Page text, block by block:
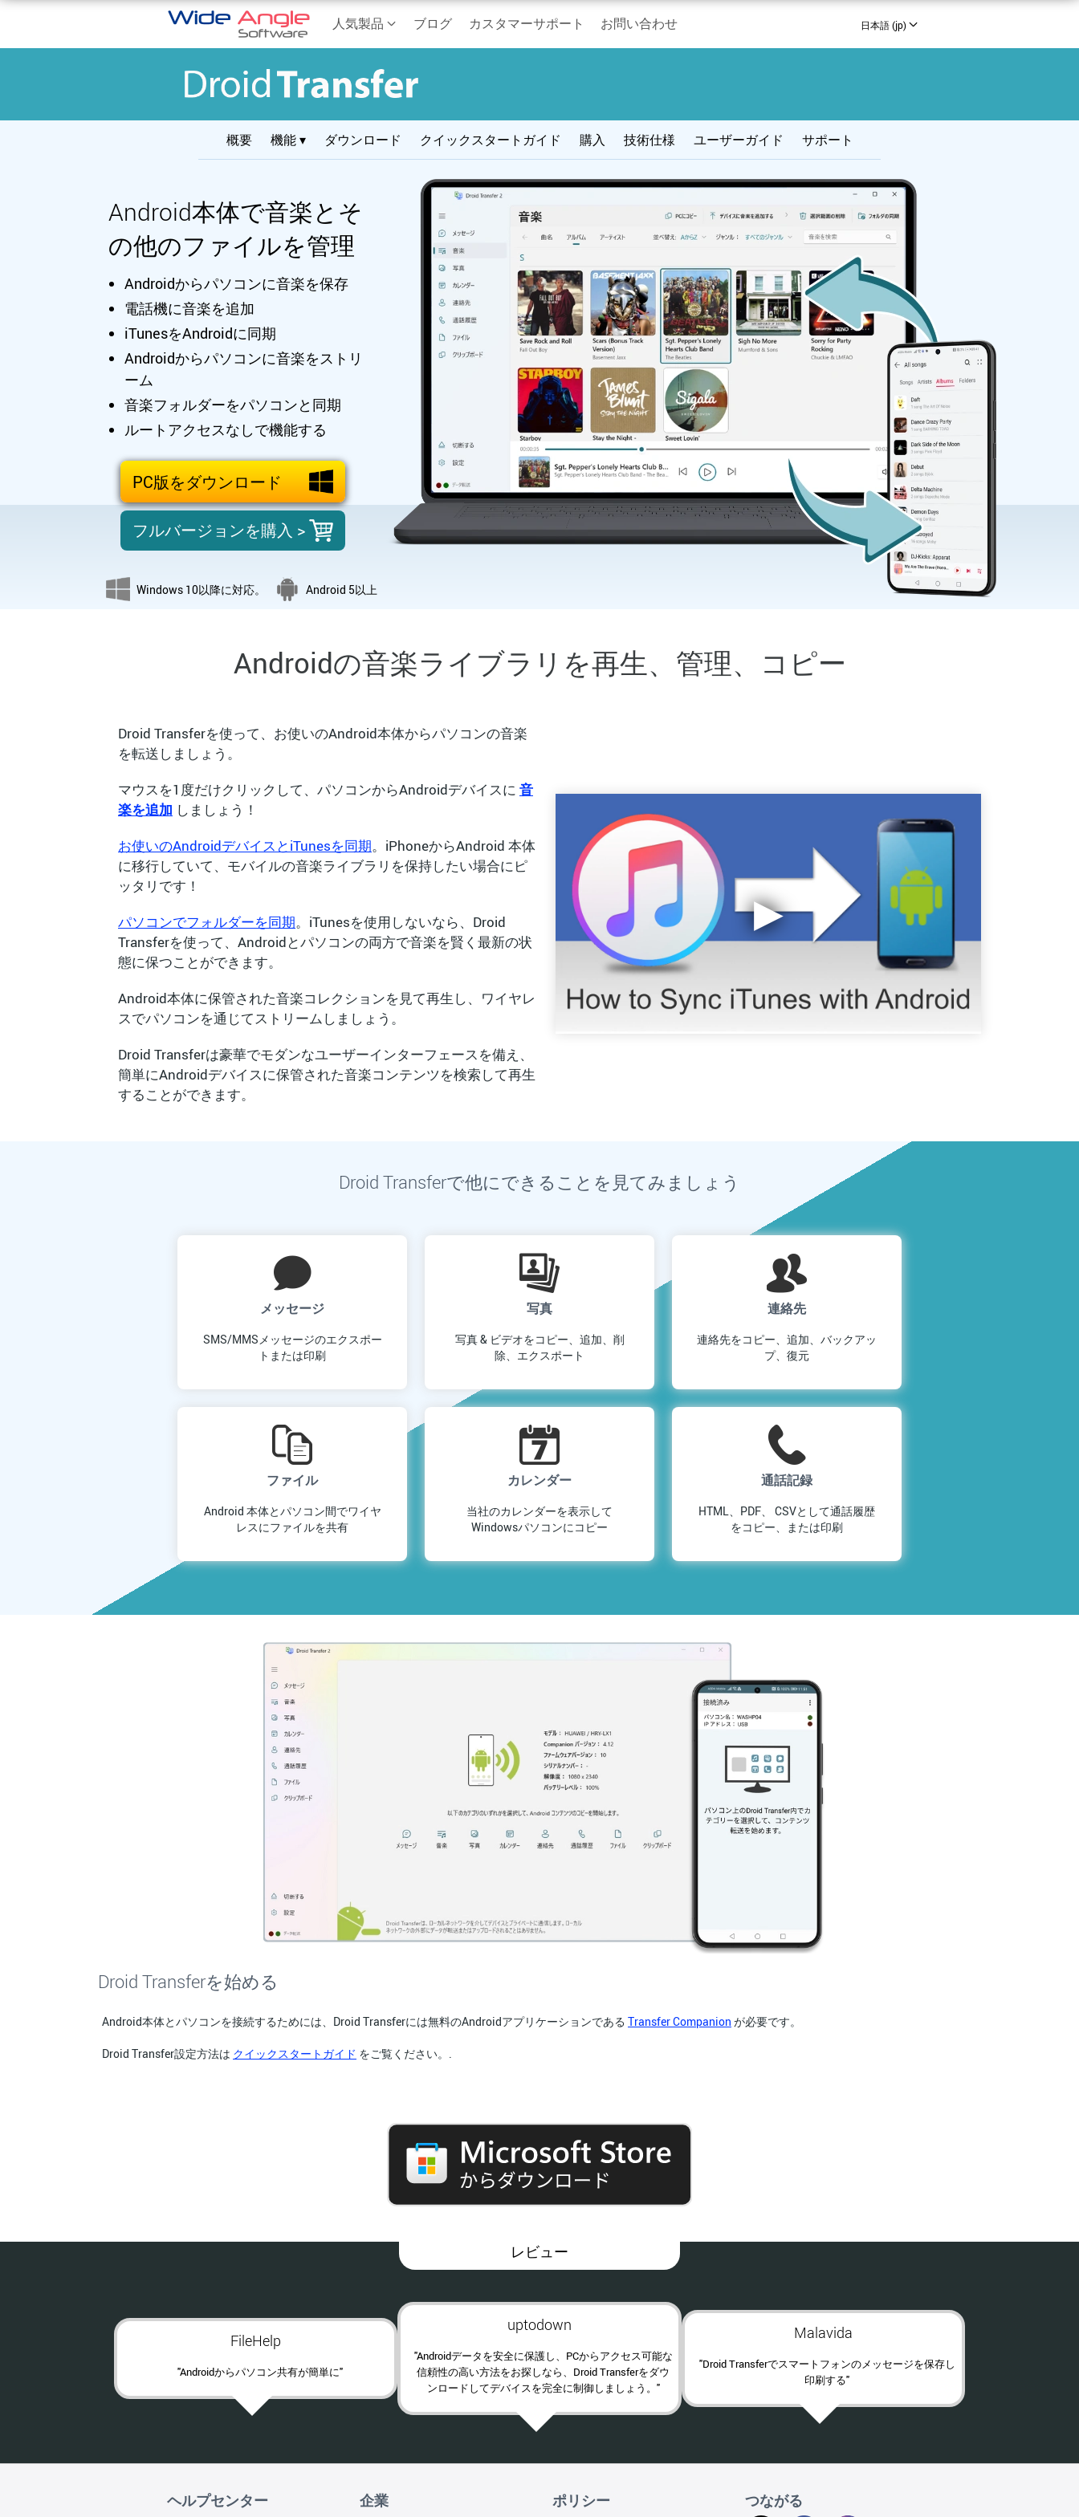
人気製品 ブログ カスタマーサポート お問い合わせ 日本語 (jp)
概要 機能 ▾ ダウンロード クイックスタートガイド 購入 技術仕様 ユーザーガイド サポート
Android本体で音楽とそ
の他のファイルを管理
Androidからパソコンに音楽を保存
電話機に音楽を追加
iTunesをAndroidに同期
Androidからパソコンに音楽をストリ
ーム
音楽フォルダーをパソコンと同期
ルートアクセスなしで機能する
PC版をダウンロード
フルバージョンを購入 >
Windows 10以降に対応。 Android 5以上
Androidの音楽ライブラリを再生、管理、コピー
Droid Transferを使って、お使いのAndroid本体からパソコンの音楽
を転送しましょう。
マウスを1度だけクリックして、パソコンからAndroidデバイスに 音
楽を追加 しましょう！
お使いのAndroidデバイスとiTunesを同期。iPhoneからAndroid 本体
に移行していて、モバイルの音楽ライブラリを保持したい場合にピ
ッタリです！
パソコンでフォルダーを同期。iTunesを使用しないなら、Droid
Transferを使って、Androidとパソコンの両方で音楽を賢く最新の状
態に保つことができます。
Android本体に保管された音楽コレクションを見て再生し、ワイヤレ
スでパソコンを通じてストリームしましょう。
Droid Transferは豪華でモダンなユーザーインターフェースを備え、
簡単にAndroidデバイスに保管された音楽コンテンツを検索して再生
することができます。
Droid Transferで他にできることを見てみましょう
メッセージ
SMS/MMSメッセージのエクスポー
トまたは印刷
写真
写真 & ビデオをコピー、追加、削
除、エクスポート
連絡先
連絡先をコピー、追加、バックアッ
プ、復元
ファイル
Android 本体とパソコン間でワイヤ
レスにファイルを共有
カレンダー
当社のカレンダーを表示して
Windowsパソコンにコピー
通話記録
HTML、PDF、 CSVとして通話履歴
をコピー、または印刷
Droid Transferを始める
Android本体とパソコンを接続するためには、Droid Transferには無料のAndroidアプリケーションである Transfer Companion が必要です。
Droid Transfer設定方法は クイックスタートガイド をご覧ください。.
レビュー
FileHelp
"Androidからパソコン共有が簡単に"
uptodown
"Androidデータを安全に保護し、PCからアクセス可能な
信頼性の高い方法をお探しなら、Droid Transferをダウ
ンロードしてデバイスを完全に制御しましょう。"
Malavida
"Droid Transferでスマートフォンのメッセージを保存し
印刷する"
ヘルプセンター 企業 ポリシー つながる